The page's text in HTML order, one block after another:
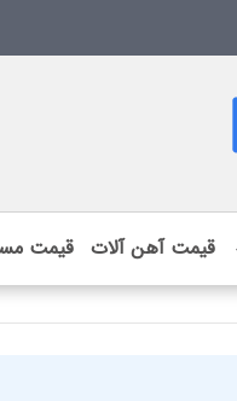
قیمت آهن آلات قیمت